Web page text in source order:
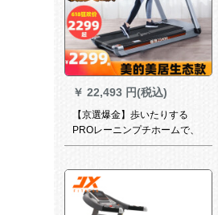
￥ 22,493 円(税込)
【京選爆金】歩いたりする
PROレーニンプチホームで、
折畳み式小型ウォーキングマ